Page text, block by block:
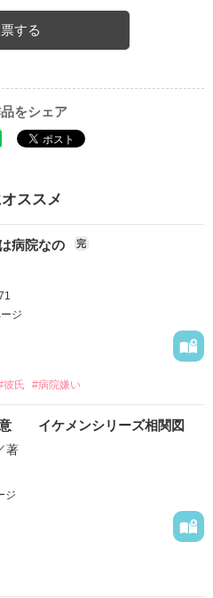
する
をシェア
ススメ
病院なの 完
ジ
彼氏 #病院嫌い
意 イケメンシリーズ相関図
著
ジ